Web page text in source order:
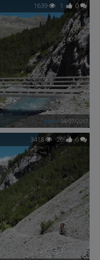
1639 1 0
orma 04/07/2017
3418 26 6